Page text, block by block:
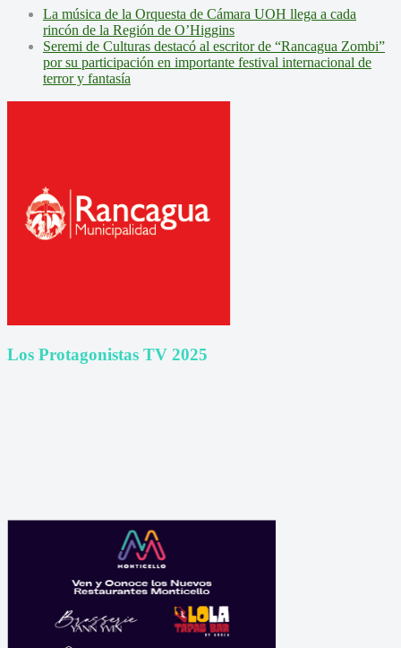
La música de la Orquesta de Cámara UOH llega a cada
rincón de la Región de O’Higgins
Seremi de Culturas destacó al escritor de “Rancagua Zombi”
por su participación en importante festival internacional de
terror y fantasía
Los Protagonistas TV 2025